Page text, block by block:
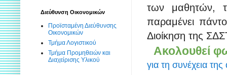
των μαθητών,
παραμένει
Διοίκηση της
Ακολουθεί
για τη συνέχεια
Διεύθυνση Οικονομικών
Προϊσταμένη Διεύθυνσης
Οικονομικών
Τμήμα Λογιστικού
Τμήμα Προμηθειών και
Διαχείρισης Υλικού